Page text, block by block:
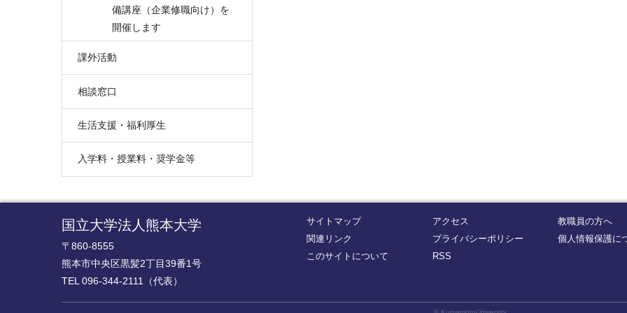
備講座（企業修職向け）を
開催します
課外活動
相談窓口
生活支援・福利厚生
入学料・授業料・奨学金等
国立大学法人熊本大学
〒860-8555
熊本市中央区黒髪2丁目39番1号
TEL 096-344-2111（代表）
サイトマップ アクセス
教職員の方へ
関連リンク
プライバシーポリシー
個人情報保護に
このサイトについて
RSS